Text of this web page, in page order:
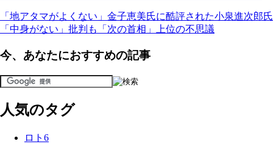
「地アタマがよくない」金子恵美氏に酷評された小泉進次郎氏
「中身がない」批判も「次の首相」上位の不思議
今、あなたにおすすめの記事
人気のタグ
ロト6